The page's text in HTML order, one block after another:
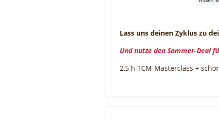
Lass uns deinen Zyklus zu
Und nutze den Sommer-Deal
2,5 h TCM-Masterclass +